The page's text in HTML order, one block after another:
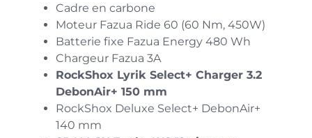
Cadre en carbone
Moteur Fazua Ride 60 (60 Nm, 450W)
Batterie fixe Fazua Energy 480 Wh
Chargeur Fazua 3A
RockShox Lyrik Select+ Charger 3.2
DebonAir+ 150 mm
RockShox Deluxe Select+ DebonAir+
140 mm